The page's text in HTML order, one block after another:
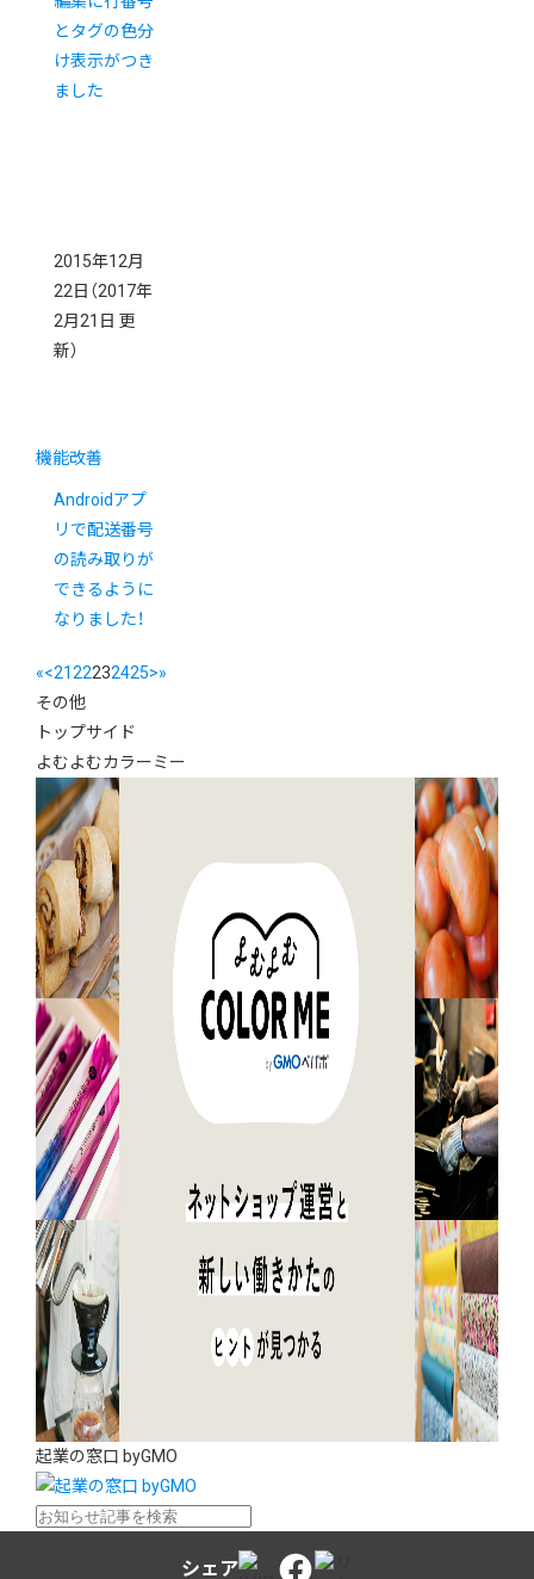
とタグの色分
け表示がつき
ました
2015年12月
22日 （2017年
2月21日 更
新）
機能改善
Androidアプ
リで配送番号
の読み取りが
できるように
なりました！
«<2122232425>»
その他
トップサイド
よむよむカラーミー
起業の窓口 byGMO
シェア